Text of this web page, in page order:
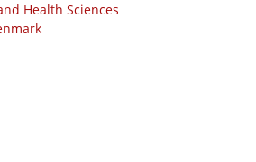
Health Sciences